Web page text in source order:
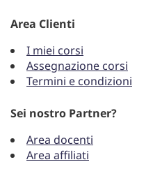
Area Clienti
I miei corsi
Assegnazione corsi
Termini e condizioni
Sei nostro Partner?
Area docenti
Area affiliati